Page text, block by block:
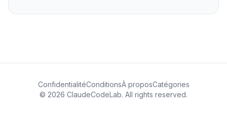
ConfidentialitéConditionsÀ proposCatégories
© 2026 ClaudeCodeLab. All rights reserved.